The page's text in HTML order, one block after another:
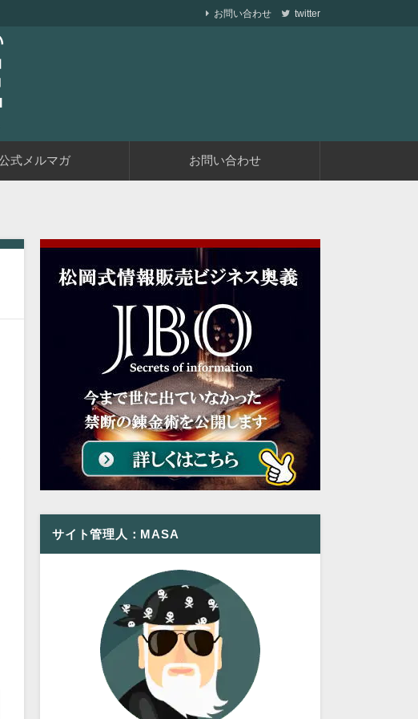
twitter
お問い合わせ
遅くない
て今から副業で稼ぐ仕組みを作りながら、収益が発生す
式メルマガ お問い合わせ
サイト管理人：MASA